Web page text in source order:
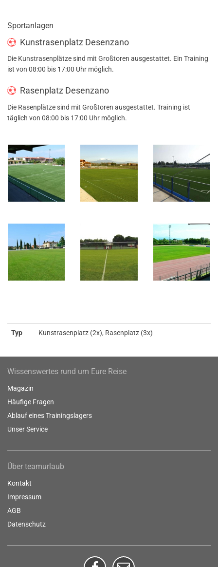
Sportanlagen
Kunstrasenplatz Desenzano
Die Kunstrasenplätze sind mit Großtoren ausgestattet. Ein Training
ist von 08:00 bis 17:00 Uhr möglich.
Rasenplatz Desenzano
Die Rasenplätze sind mit Großtoren ausgestattet. Training ist
täglich von 08:00 bis 17:00 Uhr möglich.
Typ Kunstrasenplatz (2x), Rasenplatz (3x)
Wissenswertes rund um Eure Reise
Magazin
Häufige Fragen
Ablauf eines Trainingslagers
Unser Service
Über teamurlaub
Kontakt
Impressum
AGB
Datenschutz